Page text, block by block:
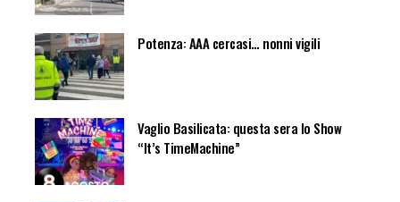
Potenza: AAA cercasi… nonni vigili
Vaglio Basilicata: questa sera lo Show
“It’s TimeMachine”